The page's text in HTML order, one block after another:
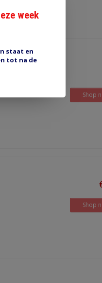
Shop
Shop
week
staat en
tot na de